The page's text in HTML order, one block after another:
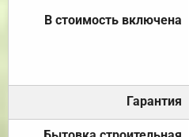
В стоимость включена
Гарантия